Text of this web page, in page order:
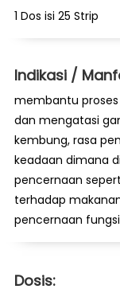
1 Dos isi 25 Strip
Indikasi /
membantu
dan mengatasi
kembung, rasa
keadaan dimana
pencernaan
terhadap
pencernaan
Dosis: